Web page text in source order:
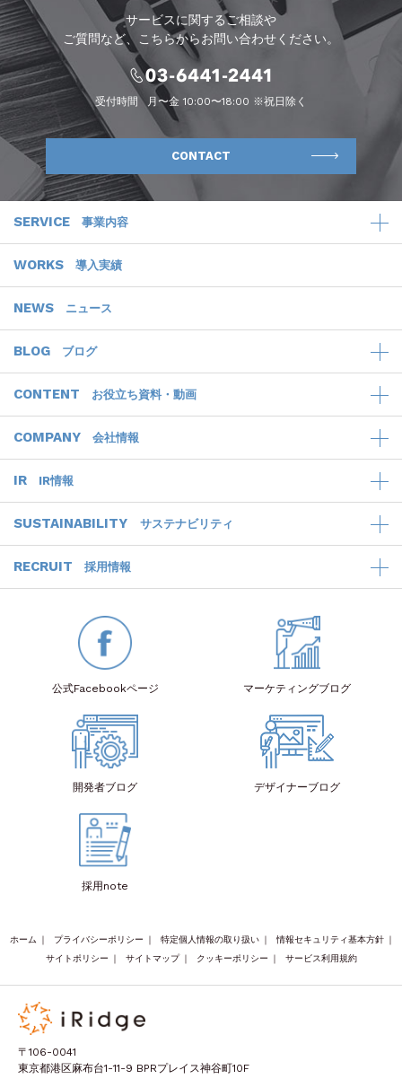
サービスに関するご相談や
ご質問など、こちらからお問い合わせください。
受付時間 月〜金 10:00〜18:00 ※祝日除く
CONTACT
SERVICE 事業内容
WORKS 導入実績
NEWS ニュース
BLOG ブログ
CONTENT お役立ち資料・動画
COMPANY 会社情報
IR IR情報
SUSTAINABILITY サステナビリティ
RECRUIT 採用情報
公式Facebookページ マーケティングブログ
開発者ブログ デザイナーブログ
採用note
ホーム ｜ プライバシーポリシー ｜ 特定個人情報の取り扱い ｜ 情報セキュリティ基本方針 ｜
サイトポリシー
｜ サイトマップ ｜ クッキーポリシー ｜ サービス利用規約
〒106-0041
東京都港区麻布台1-11-9 BPRプレイス神谷町10F